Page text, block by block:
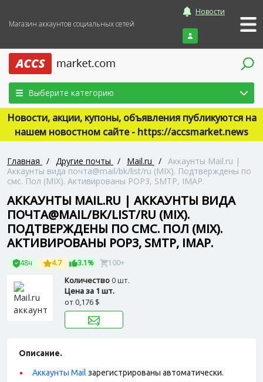
Магазин аккаунтов социальных сетей
Новости
Войти
Выберите категорию
Новости, акции, купоны, объявления публикуются на
нашем новостном сайте - https://accsmarket.news
Главная / Другие почты / Mail.ru / Аккаунты Mail.ru |
Аккаунты вида почта@mail/bk/list/ru (MIX). Подтверждены по
смс. Пол (MIX). Активированы POP3, SMTP, IMAP.
АККАУНТЫ MAIL.RU | АККАУНТЫ ВИДА
ПОЧТА@MAIL/BK/LIST/RU (MIX).
ПОДТВЕРЖДЕНЫ ПО СМС. ПОЛ (MIX).
АКТИВИРОВАНЫ POP3, SMTP, IMAP.
48ч 4.7 3.1% 100+
Количество0 шт.
Цена за 1 шт.
от0,176 $
Описание.
Аккаунты Mail зарегистрированы автоматически.